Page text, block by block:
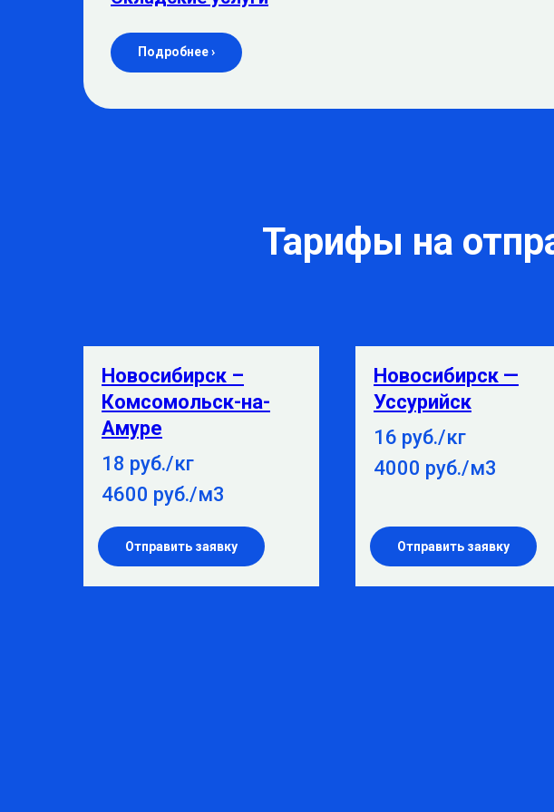
Подробнее ›
Тарифы на
Новосибирск –
Комсомольск-на-
Амуре
18 руб./кг
4600 руб./м3
Отправить заявку
Новосибирск —
Уссурийск
16 руб./кг
4000 руб./м3
Отправить заявку